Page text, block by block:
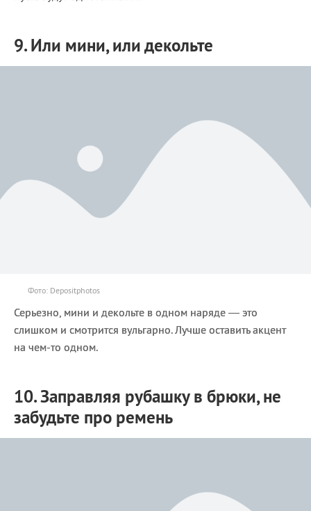
9. Или мини, или декольте
Фото: Depositphotos
Серьезно, мини и декольте в одном наряде — это
слишком и смотрится вульгарно. Лучше оставить акцент
на чем-то одном.
10. Заправляя рубашку в брюки, не
забудьте про ремень